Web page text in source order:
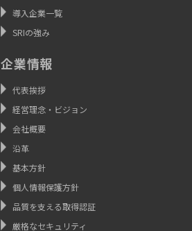
導入企業一覧
SRIの強み
企業情報
代表挨拶
経営理念・ビジョン
会社概要
沿革
基本方針
個人情報保護方針
品質を支える取得認証
厳格なセキュリティ